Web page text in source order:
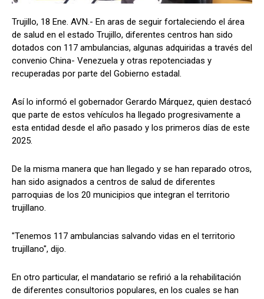
Trujillo, 18 Ene. AVN.- En aras de seguir fortaleciendo el área
de salud en el estado Trujillo, diferentes centros han sido
dotados con 117 ambulancias, algunas adquiridas a través del
convenio China- Venezuela y otras repotenciadas y
recuperadas por parte del Gobierno estadal.
Así lo informó el gobernador Gerardo Márquez, quien destacó
que parte de estos vehículos ha llegado progresivamente a
esta entidad desde el año pasado y los primeros días de este
2025.
De la misma manera que han llegado y se han reparado otros,
han sido asignados a centros de salud de diferentes
parroquias de los 20 municipios que integran el territorio
trujillano.
"Tenemos 117 ambulancias salvando vidas en el territorio
trujillano", dijo.
En otro particular, el mandatario se refirió a la rehabilitación
de diferentes consultorios populares, en los cuales se han